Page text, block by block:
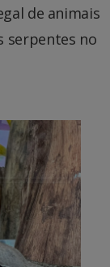
de animais
serpentes no